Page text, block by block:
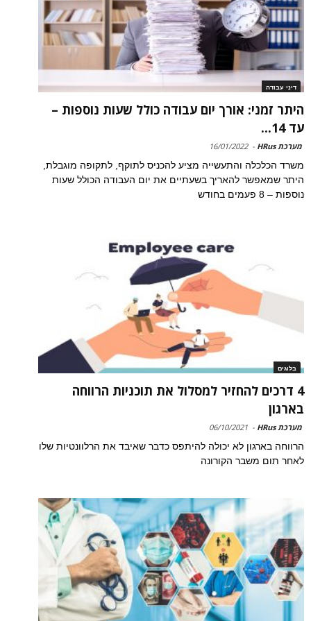
דיני עבודה
היתר זמני: אורך יום עבודה כולל שעות נוספות –
עד 14...
מערכת HRus -
16/01/2022
משרד הכלכלה והתעשייה מציע להכניס לתוקף, לתקופה מוגבלת,
היתר שמאפשר להאריך בשעתיים את יום העבודה הכולל שעות
נוספות – 8 פעמים בחודש
בלוגים
4 דרכים להחזיר למסלול את תוכניות הרווחה
בארגון
מערכת HRus -
06/10/2021
הרווחה בארגון לא יכולה להיתפס כדבר שאיבד את הרלוונטיות שלו
לאחר תום משבר הקורונה